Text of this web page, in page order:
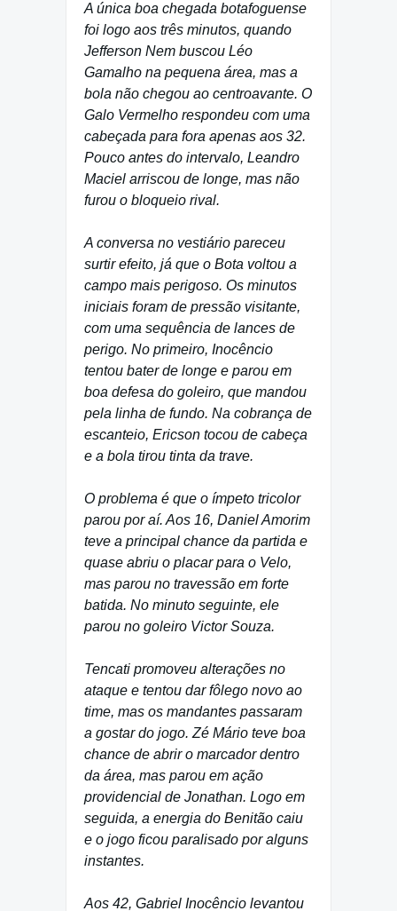
A única boa chegada botafoguense
foi logo aos três minutos, quando
Jefferson Nem buscou Léo
Gamalho na pequena área, mas a
bola não chegou ao centroavante. O
Galo Vermelho respondeu com uma
cabeçada para fora apenas aos 32.
Pouco antes do intervalo, Leandro
Maciel arriscou de longe, mas não
furou o bloqueio rival.
A conversa no vestiário pareceu
surtir efeito, já que o Bota voltou a
campo mais perigoso. Os minutos
iniciais foram de pressão visitante,
com uma sequência de lances de
perigo. No primeiro, Inocêncio
tentou bater de longe e parou em
boa defesa do goleiro, que mandou
pela linha de fundo. Na cobrança de
escanteio, Ericson tocou de cabeça
e a bola tirou tinta da trave.
O problema é que o ímpeto tricolor
parou por aí. Aos 16, Daniel Amorim
teve a principal chance da partida e
quase abriu o placar para o Velo,
mas parou no travessão em forte
batida. No minuto seguinte, ele
parou no goleiro Victor Souza.
Tencati promoveu alterações no
ataque e tentou dar fôlego novo ao
time, mas os mandantes passaram
a gostar do jogo. Zé Mário teve boa
chance de abrir o marcador dentro
da área, mas parou em ação
providencial de Jonathan. Logo em
seguida, a energia do Benitão caiu
e o jogo ficou paralisado por alguns
instantes.
Aos 42, Gabriel Inocêncio levantou